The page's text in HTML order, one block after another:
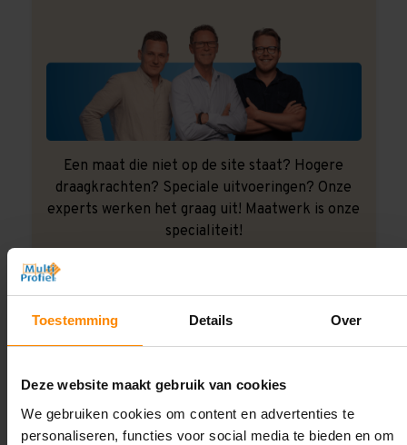
Toestemming Details Over
Deze website maakt gebruik van cookies
We gebruiken cookies om content en advertenties te
personaliseren, functies voor social media te bieden en om
Een maat die niet op de site staat? Hogere
draagkrachten? Speciale uitvoeringen? Onze
experts werken het graag uit! Maatwerk is onze
specialiteit!
Montage uitbesteden?
Laat ons het doen!